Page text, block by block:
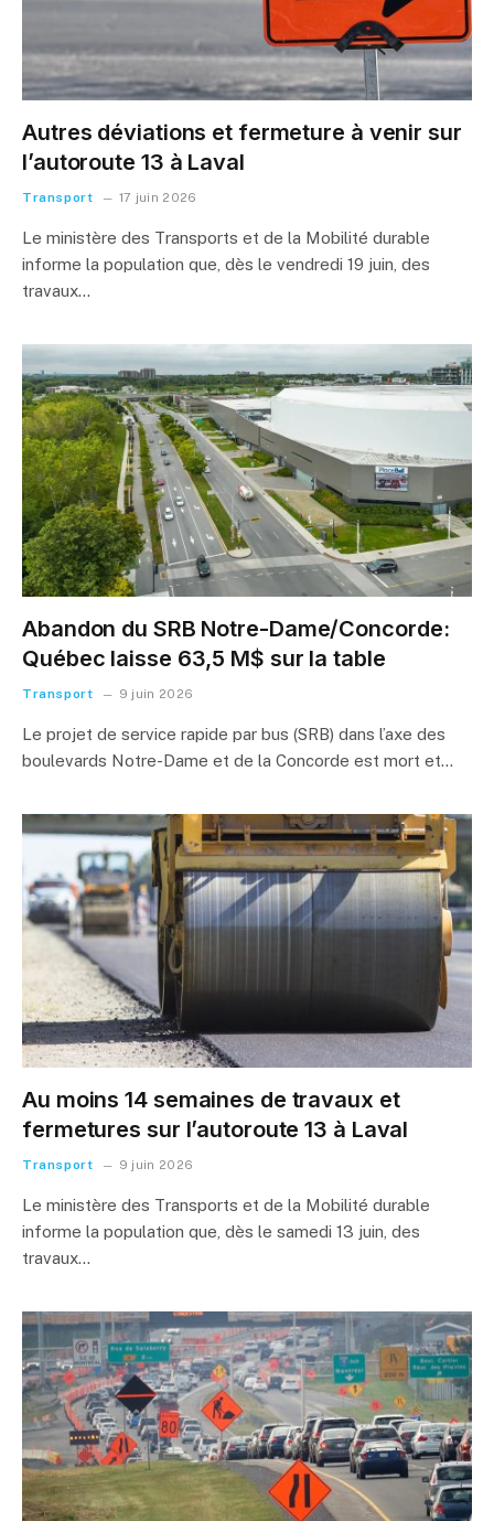
Autres déviations et fermeture à venir sur
l’autoroute 13 à Laval
Transport 17 juin 2026
Le ministère des Transports et de la Mobilité durable
informe la population que, dès le vendredi 19 juin, des
travaux…
Abandon du SRB Notre-Dame/Concorde:
Québec laisse 63,5 M$ sur la table
Transport 9 juin 2026
Le projet de service rapide par bus (SRB) dans l’axe des
boulevards Notre-Dame et de la Concorde est mort et…
Au moins 14 semaines de travaux et
fermetures sur l’autoroute 13 à Laval
Transport 9 juin 2026
Le ministère des Transports et de la Mobilité durable
informe la population que, dès le samedi 13 juin, des
travaux…